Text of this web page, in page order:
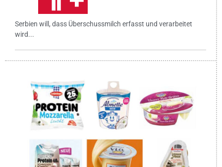
Serbien will, dass Überschussmilch erfasst und verarbeitet
wird...